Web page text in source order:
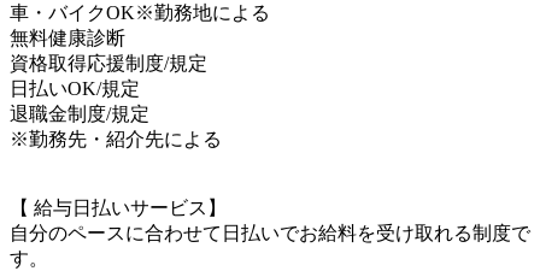
車・バイクOK※勤務地による
無料健康診断
資格取得応援制度/規定
日払いOK/規定
退職金制度/規定
※勤務先・紹介先による
【 給与日払いサービス】
自分のペースに合わせて日払いでお給料を受け取れる制度で
す。